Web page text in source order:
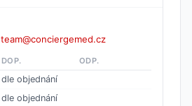
team@conciergemed.cz
DOP. ODP.
dle objednání
dle objednání